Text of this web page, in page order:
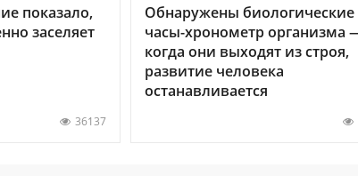
показало,
заселяет
36137
Обнаружены биологические
часы-хронометр организма
когда они выходят из строя,
развитие человека
останавливается